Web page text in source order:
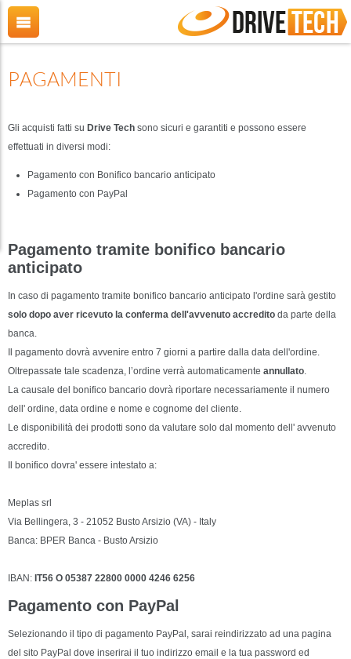
PAGAMENTI
Gli acquisti fatti su Drive Tech sono sicuri e garantiti e possono essere
effettuati in diversi modi:
Pagamento con Bonifico bancario anticipato
Pagamento con PayPal
Pagamento tramite bonifico bancario
anticipato
In caso di pagamento tramite bonifico bancario anticipato l'ordine sarà gestito
solo dopo aver ricevuto la conferma dell'avvenuto accredito da parte della
banca.
Il pagamento dovrà avvenire entro 7 giorni a partire dalla data dell'ordine.
Oltrepassate tale scadenza, l’ordine verrà automaticamente annullato.
La causale del bonifico bancario dovrà riportare necessariamente il numero
dell' ordine, data ordine e nome e cognome del cliente.
Le disponibilità dei prodotti sono da valutare solo dal momento dell' avvenuto
accredito.
Il bonifico dovra' essere intestato a:
Meplas srl
Via Bellingera, 3 - 21052 Busto Arsizio (VA) - Italy
Banca: BPER Banca - Busto Arsizio
IBAN: IT56 O 05387 22800 0000 4246 6256
Pagamento con PayPal
Selezionando il tipo di pagamento PayPal, sarai reindirizzato ad una pagina
del sito PayPal dove inserirai il tuo indirizzo email e la tua password ed